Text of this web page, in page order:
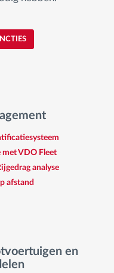
met VDO Fleet
analyse
afstand
en